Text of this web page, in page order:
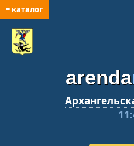
≡ каталог
arenda